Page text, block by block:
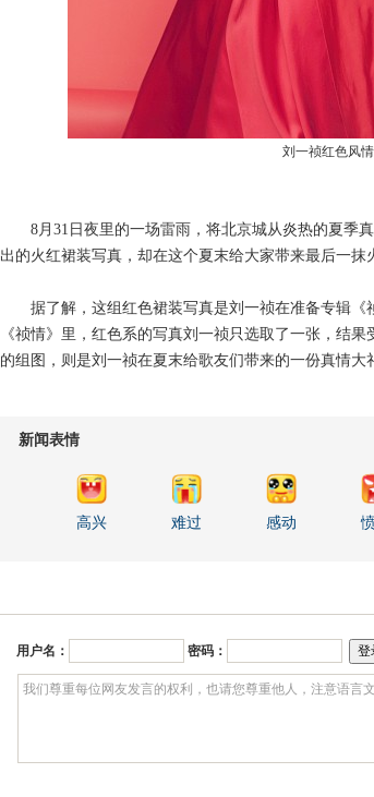
刘一祯红色风情
8月31日夜里的一场雷雨，将北京城从炎热的夏季真
出的火红裙装写真，却在这个夏末给大家带来最后一抹
据了解，这组红色裙装写真是刘一祯在准备专辑《
《祯情》里，红色系的写真刘一祯只选取了一张，结
的组图，则是刘一祯在夏末给歌友们带来的一份真情大
新闻表情
高兴 难过 感动
用户名： 密码：